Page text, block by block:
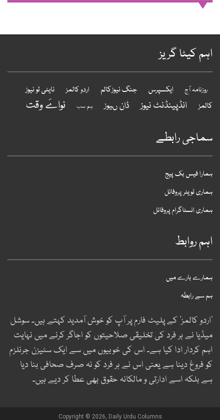
کیٹا گریز
روزنامہ آج ایکسپرس جنگ نیوزکالم اردو کالمز
نایٹی ٹو نیوز
انڈپینڈنٹ نیوز ڈان ںیوز ہم سب نواےَ وقت
رابطے
فیس بک پیج
ٹویٹر پروفائل
انسٹاگرام پروفائل
روابط
بارے میں
سے رابطہ
کالمز‘ کے پلیٹ فارم پر آپ کو خوش آمدید کہتے ہیں۔ سوشل
نے ہر فرد کی تخلیقی صلاحیتوں کو اجاگر کرنے میں نہایت
کردار ادا کیا ہے۔ اس کی خوبیوں میں سے ایک سٹیزن جرنلزم
فروغ دینا ہے یعنی اس نے ہر فرد کو نہ صرف صحافی بنا دیا
بلکہ اسے ادارتی و مالکانہ حقوق بھی عطا کر دیے ہیں۔
Copyright © 2026, Daily Urdu Columns